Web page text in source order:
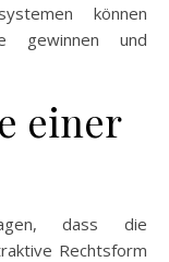
können
gewinnen und
einer
dass die
Rechtsform